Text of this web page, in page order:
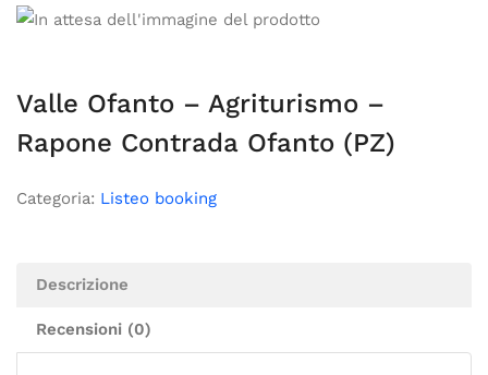
Valle Ofanto – Agriturismo –
Rapone Contrada Ofanto (PZ)
Categoria: Listeo booking
Descrizione
Recensioni (0)